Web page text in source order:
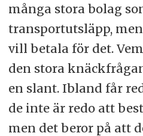
många stora bolag
transportutsläpp,
vill betala för det.
den stora
en slant. Ibland får
de inte är redo att
men det beror på att